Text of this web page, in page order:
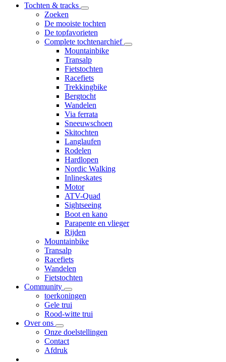
Tochten & tracks
Zoeken
De mooiste tochten
De topfavorieten
Complete tochtenarchief
Mountainbike
Transalp
Fietstochten
Racefiets
Trekkingbike
Bergtocht
Wandelen
Via ferrata
Sneeuwschoen
Skitochten
Langlaufen
Rodelen
Hardlopen
Nordic Walking
Inlineskates
Motor
ATV-Quad
Sightseeing
Boot en kano
Parapente en vlieger
Rijden
Mountainbike
Transalp
Racefiets
Wandelen
Fietstochten
Community
toerkoningen
Gele trui
Rood-witte trui
Over ons
Onze doelstellingen
Contact
Afdruk